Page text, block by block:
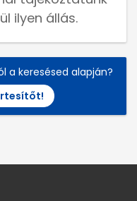
ilyen állás.
a keresésed alapján?